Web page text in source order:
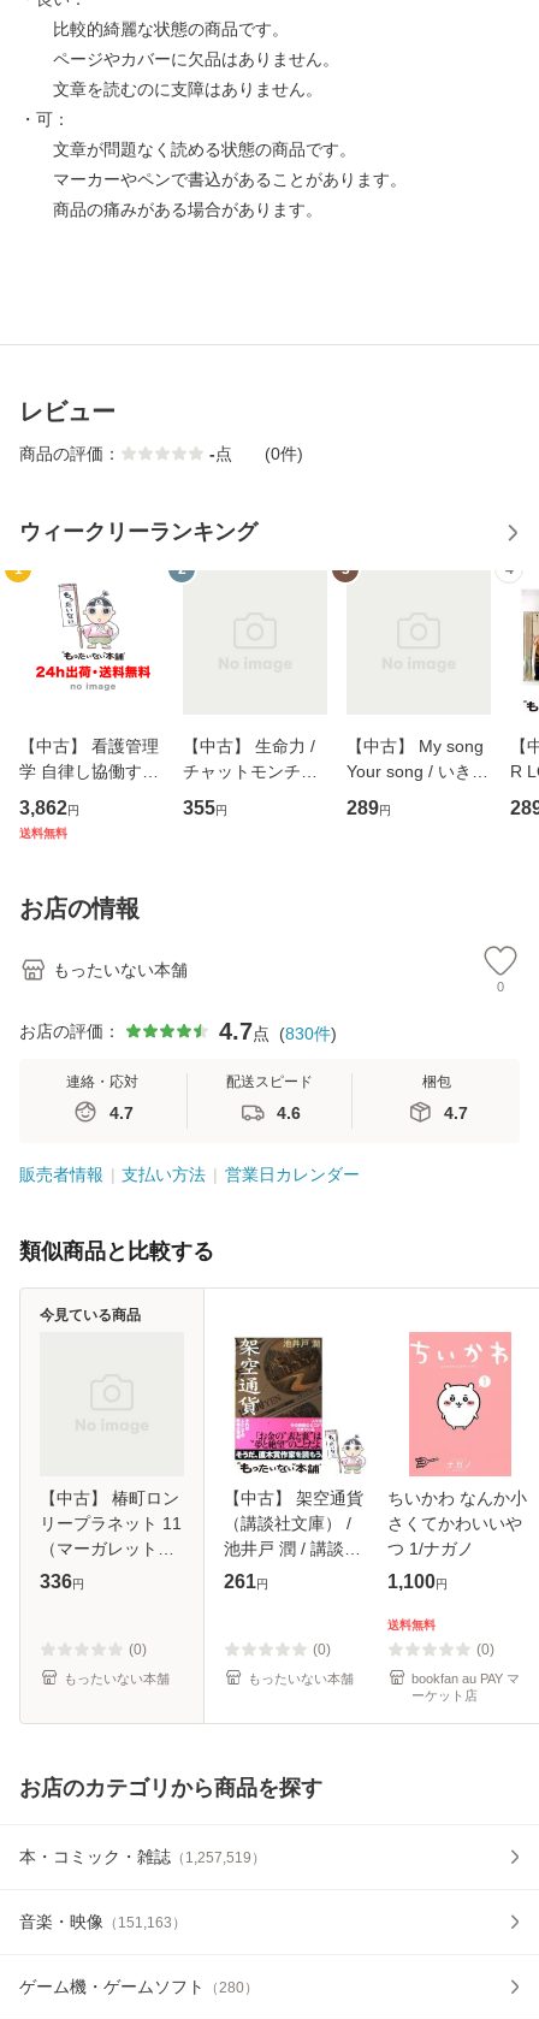
比較的綺麗な状態の商品です。
ページやカバーに欠品はありません。
文章を読むのに支障はありません。
・可：
文章が問題なく読める状態の商品です。
マーカーやペンで書込があることがあります。
商品の痛みがある場合があります。
レビュー
商品の評価： -点 (0件)
ウィークリーランキング
1
【中古】 看護管理
学 自律し協働する
専門職の看護マネ
ジメントスキル 改
恵 藤本幸三 / 南江
堂 [単行
3,862円
送料無料
2
【中古】 生命力 /
チャットモンチー /
キューンレコード
[CD]【メール便送
355円
3
【中古】 My song
Your song / いきも
のがかり / [CD]
【メール便送料無
289円
4
【
R
産
お店の情報
もったいない本舗
0
お店の評価： 4.7点 (830件)
連絡・応対
4.7
配送スピード
4.6
梱包
4.7
販売者情報 支払い方法 営業日カレンダー
類似商品と比較する
【中古】 椿町ロン
リープラネット 11
（マーガレットコ
ミックス） / やま
便送料無料】
336円
(0)
もったいない本舗
今見ている商品
【中古】 架空通貨
（講談社文庫） /
池井戸 潤 / 講談社
[文庫]【メール便送
261円
(0)
もったいない本舗
ちいかわ なんか小
さくてかわいいや
つ 1/ナガノ
1,100円
送料無料
(0)
bookfan au PAY マ
ーケット店
お店のカテゴリから商品を探す
本・コミック・雑誌 （ 1,257,519 ）
音楽・映像 （ 151,163 ）
ゲーム機・ゲームソフト （280）